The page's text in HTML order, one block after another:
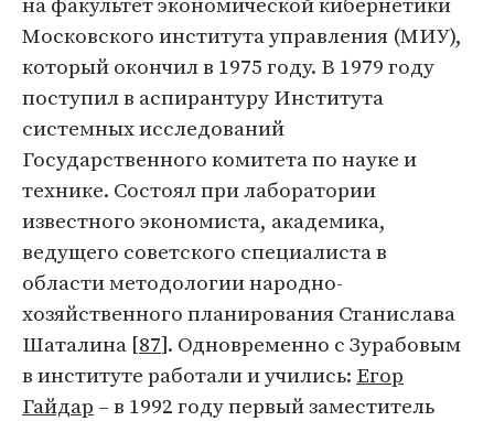
Московского института управления (МИУ),
который окончил в 1975 году. В 1979 году
поступил в аспирантуру Института
системных исследований
Государственного комитета по науке и
технике. Состоял при лаборатории
известного экономиста, академика,
ведущего советского специалиста в
области методологии народно-
хозяйственного планирования Станислава
Шаталина [87]. Одновременно с Зурабовым
в институте работали и учились: Егор
Гайдар – в 1992 году первый заместитель